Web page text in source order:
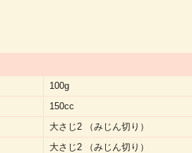
100g
150cc
大さじ2 （みじん切り）
大さじ2 （みじん切り）